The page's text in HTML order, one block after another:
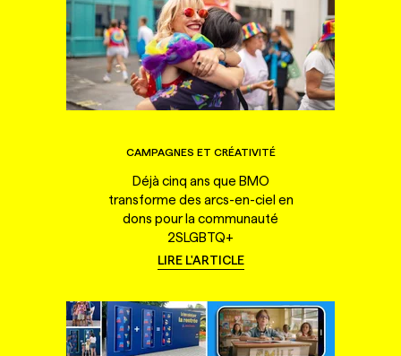
CAMPAGNES ET CRÉATIVITÉ
Déjà cinq ans que BMO
transforme des arcs-en-ciel en
dons pour la communauté
2SLGBTQ+
LIRE L'ARTICLE